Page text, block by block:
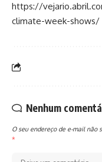
https://
climate-week-shows/
Nenhum
O seu endereço de e-mail não
*